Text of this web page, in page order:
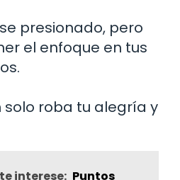
presionado, pero
el enfoque en tus
roba tu alegría y
interese: Puntos